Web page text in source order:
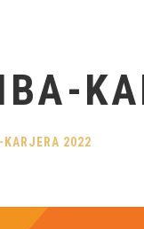
KARJERA 2022